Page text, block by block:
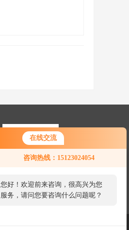
在线交流
咨询热线：15123024054
您好！欢迎前来咨询，很高兴为您
服务，请问您要咨询什么问题呢？
您好，看您停留很久了，是否找到
了需求产品，您可以直接在线与我